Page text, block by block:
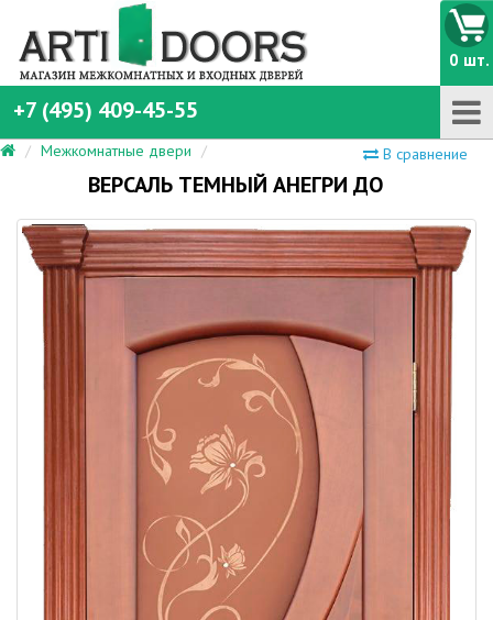
+7 (495) 409-45-55
0 шт.
В сравнение
Межкомнатные двери
ВЕРСАЛЬ ТЕМНЫЙ АНЕГРИ ДО